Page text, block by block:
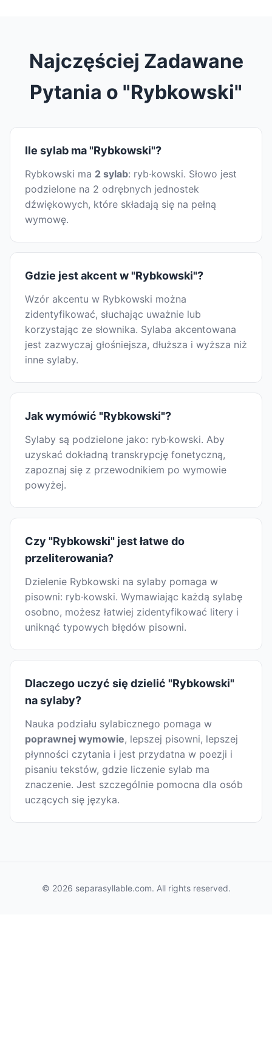
Najczęściej Zadawane
Pytania o "Rybkowski"
Ile sylab ma "Rybkowski"?
Rybkowski ma 2 sylab: ryb·kowski. Słowo jest
podzielone na 2 odrębnych jednostek
dźwiękowych, które składają się na pełną
wymowę.
Gdzie jest akcent w "Rybkowski"?
Wzór akcentu w Rybkowski można
zidentyfikować, słuchając uważnie lub
korzystając ze słownika. Sylaba akcentowana
jest zazwyczaj głośniejsza, dłuższa i wyższa niż
inne sylaby.
Jak wymówić "Rybkowski"?
Sylaby są podzielone jako: ryb·kowski. Aby
uzyskać dokładną transkrypcję fonetyczną,
zapoznaj się z przewodnikiem po wymowie
powyżej.
Czy "Rybkowski" jest łatwe do
przeliterowania?
Dzielenie Rybkowski na sylaby pomaga w
pisowni: ryb·kowski. Wymawiając każdą sylabę
osobno, możesz łatwiej zidentyfikować litery i
uniknąć typowych błędów pisowni.
Dlaczego uczyć się dzielić "Rybkowski"
na sylaby?
Nauka podziału sylabicznego pomaga w
poprawnej wymowie, lepszej pisowni, lepszej
płynności czytania i jest przydatna w poezji i
pisaniu tekstów, gdzie liczenie sylab ma
znaczenie. Jest szczególnie pomocna dla osób
uczących się języka.
© 2026 separasyllable.com. All rights reserved.